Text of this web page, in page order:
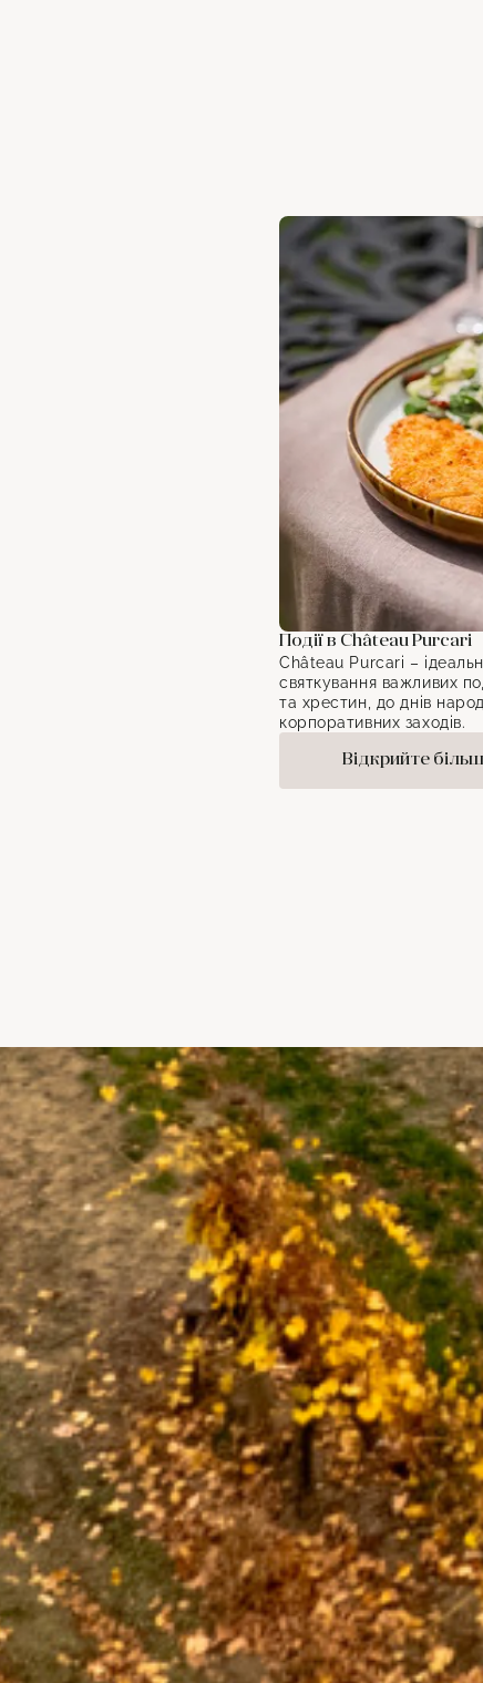
Події в Château Purcari
Château Purcari –
святкування важливих
та хрестин, до днів
корпоративних заходів.
Відкрийте